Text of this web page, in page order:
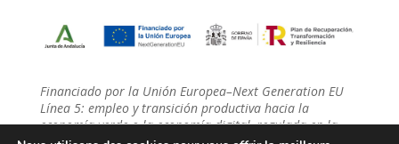
Financiado por la Unión Europea–Next Generation EU
Línea 5: empleo y transición productiva hacia la
economía verde o la economía digital, regulada en la